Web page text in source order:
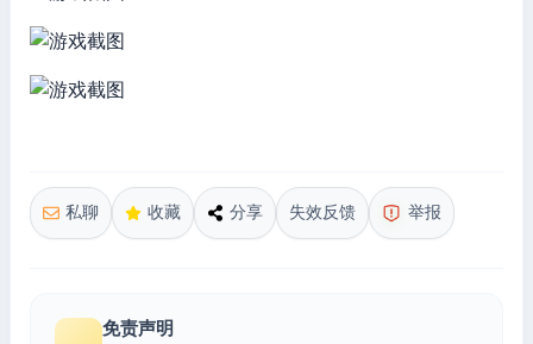
私聊 收藏 分享 失效反馈 举报
免责声明